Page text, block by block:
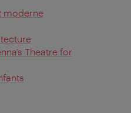
moderne
Theatre for